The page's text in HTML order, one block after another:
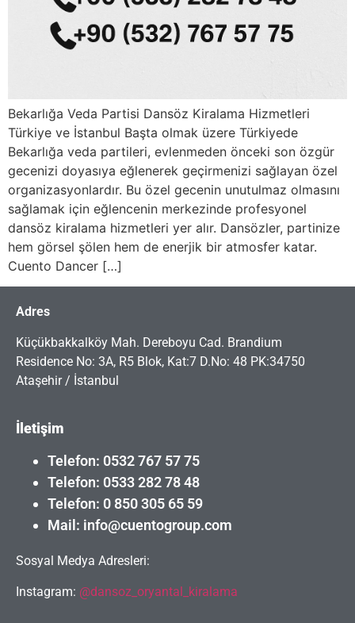
Bekarlığa Veda Partisi Dansöz Kiralama Hizmetleri
Türkiye ve İstanbul Başta olmak üzere Türkiyede
Bekarlığa veda partileri, evlenmeden önceki son özgür
gecenizi doyasıya eğlenerek geçirmenizi sağlayan özel
organizasyonlardır. Bu özel gecenin unutulmaz olmasını
sağlamak için eğlencenin merkezinde profesyonel
dansöz kiralama hizmetleri yer alır. Dansözler, partinize
hem görsel şölen hem de enerjik bir atmosfer katar.
Cuento Dancer […]
Adres
Küçükbakkalköy Mah. Dereboyu Cad. Brandium
Residence No: 3A, R5 Blok, Kat:7 D.No: 48 PK:34750
Ataşehir / İstanbul
İletişim
Telefon: 0532 767 57 75
Telefon: 0533 282 78 48
Telefon: 0 850 305 65 59
Mail: info@cuentogroup.com
Sosyal Medya Adresleri:
Instagram: @dansoz_oryantal_kiralama